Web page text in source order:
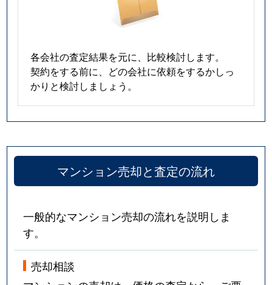
各会社の査定結果を元に、比較検討します。
契約をする前に、どの会社に依頼をするかしっ
かりと検討しましょう。
マンション売却と査定の流れ
一般的なマンション売却の流れを説明しま
す。
売却相談